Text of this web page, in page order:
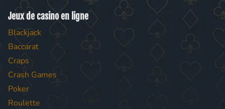
Jeux de casino en ligne
Blackjack
Baccarat
Craps
Crash Games
Poker
Roulette